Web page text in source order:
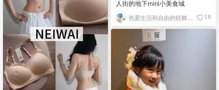
人街的地下mini小美食城
18